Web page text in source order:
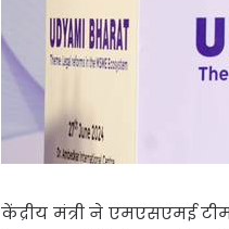
केंद्रीय मंत्री ने एमएसएमई